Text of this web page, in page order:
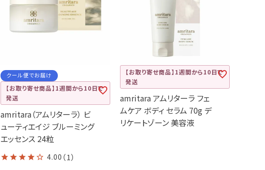
クール便でお届け
【お取り寄せ商品】1週間から10日で
発送
amritara（アムリターラ） ビ
ューティエイジ ブルーミング
エッセンス 24粒
4.00 （1）
【お取り寄せ商品】1週間から10日で
発送
amritara アムリターラ フェ
ムケア ボディ セラム 70g デ
リケートゾーン 美容液